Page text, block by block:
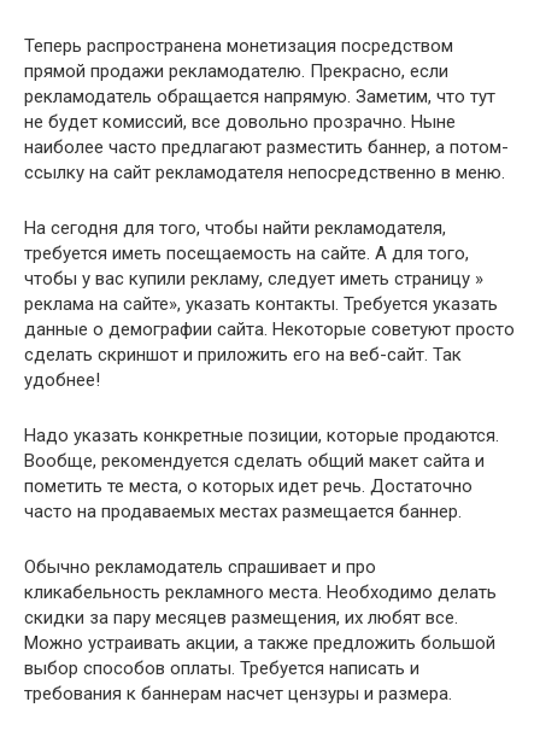
Теперь распространена монетизация посредством
прямой продажи рекламодателю. Прекрасно, если
рекламодатель обращается напрямую. Заметим, что тут
не будет комиссий, все довольно прозрачно. Ныне
наиболее часто предлагают разместить баннер, а потом-
ссылку на сайт рекламодателя непосредственно в меню.
На сегодня для того, чтобы найти рекламодателя,
требуется иметь посещаемость на сайте. А для того,
чтобы у вас купили рекламу, следует иметь страницу »
реклама на сайте», указать контакты. Требуется указать
данные о демографии сайта. Некоторые советуют просто
сделать скриншот и приложить его на веб-сайт. Так
удобнее!
Надо указать конкретные позиции, которые продаются.
Вообще, рекомендуется сделать общий макет сайта и
пометить те места, о которых идет речь. Достаточно
часто на продаваемых местах размещается баннер.
Обычно рекламодатель спрашивает и про
кликабельность рекламного места. Необходимо делать
скидки за пару месяцев размещения, их любят все.
Можно устраивать акции, а также предложить большой
выбор способов оплаты. Требуется написать и
требования к баннерам насчет цензуры и размера.